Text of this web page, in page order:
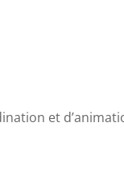
et